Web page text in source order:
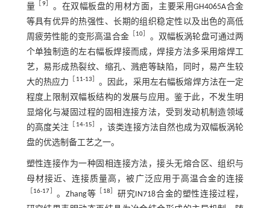
量 ［9］ 。在双幅板盘的用材方面，主要采用GH4065A合金
等具有优异的热强性、长期的组织稳定性以及出色的高低
周疲劳性能的变形高温合金［10］ 。双幅板涡轮盘可通过两
个单独制造的左右幅板焊接而成，焊接方法多采用熔焊工
艺，易形成热裂纹、缩孔、溅疤等缺陷，同时，易产生较
大的热应力
［ 11-13］ 。因此，采用左右幅板熔焊方法在一定
程度上限制双幅板结构的发展与应用。鉴于此，不发生明
显熔化与凝固过程的固相连接方法，受到发动机制造领域
的高度关注 ［ 14-15］
，该类连接方法自然也成为双幅板涡轮
盘的优选制备工艺之一。
塑性连接作为一种固相连接方法，接头无熔合区、组织与
母材接近、连接质量高，被广泛应用于高温合金的连接
［16-17］ 。Zhang等 ［ 18］研究IN718合金的塑性连接过程，